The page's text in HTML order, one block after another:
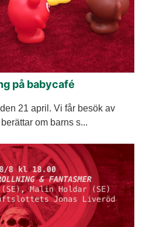
på babycafé
21 april. Vi får besök av
om barns s...